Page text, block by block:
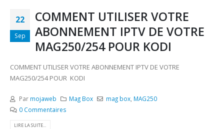
22
Sep
COMMENT UTILISER VOTRE
ABONNEMENT IPTV DE VOTRE
MAG250/254 POUR KODI
COMMENT UTILISER VOTRE ABONNEMENT IPTV DE VOTRE
MAG250/254 POUR KODI
Par mojaweb Mag Box mag box MAG250
0 Commentaires
LIRE LA SUITE...